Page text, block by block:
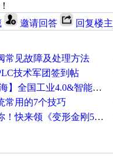
邀请回答 回复楼主
常见故障及处理方法
技术军团签到帖
工业4.0&智能制造高级培训班通知！
常用的7个技巧
来领《变形金刚5》观影券